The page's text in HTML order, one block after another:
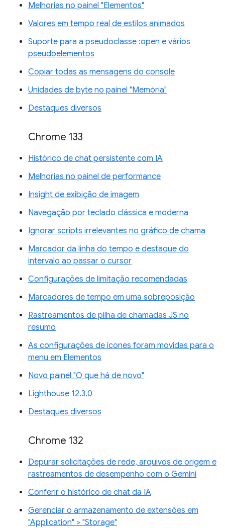
Melhorias no painel "Elementos"
Valores em tempo real de estilos animados
Suporte para a pseudoclasse :open e vários
pseudoelementos
Copiar todas as mensagens do console
Unidades de byte no painel "Memória"
Destaques diversos
Chrome 133
Histórico de chat persistente com IA
Melhorias no painel de performance
Insight de exibição de imagem
Navegação por teclado clássica e moderna
Ignorar scripts irrelevantes no gráfico de chama
Marcador da linha do tempo e destaque do
intervalo ao passar o cursor
Configurações de limitação recomendadas
Marcadores de tempo em uma sobreposição
Rastreamentos de pilha de chamadas JS no
resumo
As configurações de ícones foram movidas para o
menu em Elementos
Novo painel "O que há de novo"
Lighthouse 12.3.0
Destaques diversos
Chrome 132
Depurar solicitações de rede, arquivos de origem e
rastreamentos de desempenho com o Gemini
Conferir o histórico de chat da IA
Gerenciar o armazenamento de extensões em
"Application" > "Storage"